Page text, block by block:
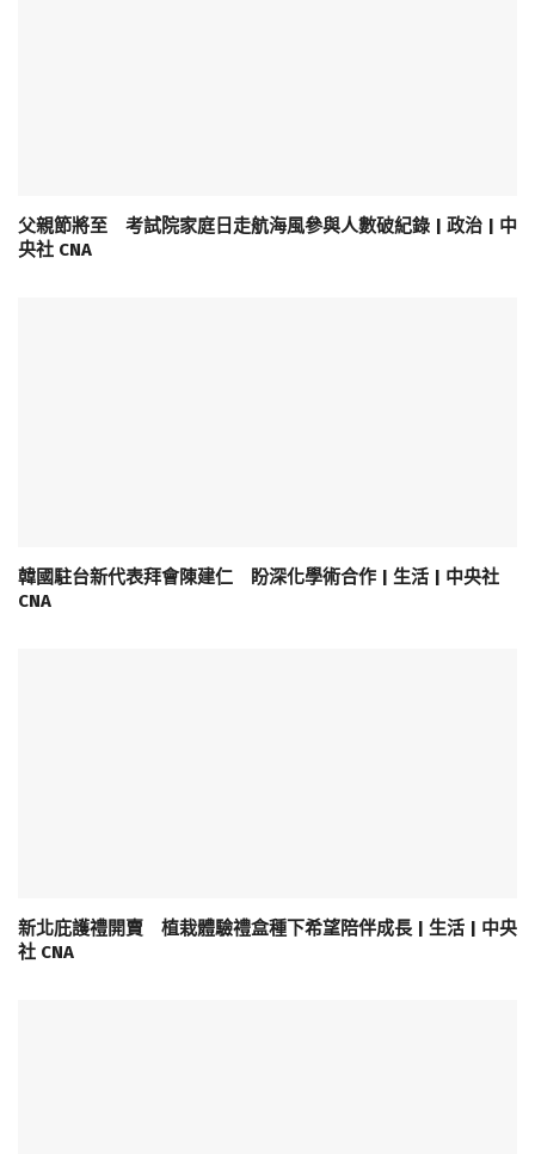
父親節將至 考試院家庭日走航海風參與人數破紀錄 | 政治 | 中
央社 CNA
韓國駐台新代表拜會陳建仁 盼深化學術合作 | 生活 | 中央社
CNA
新北庇護禮開賣 植栽體驗禮盒種下希望陪伴成長 | 生活 | 中央
社 CNA